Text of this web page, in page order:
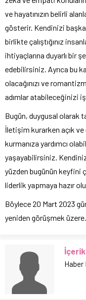
ve hayatınızın belirli
gösterir. Kendinizi
birlikte çalıştığınız
ihtiyaçlarına duyarlı bir
edebilirsiniz. Ayrıca bu
olacağınızı ve
adımlar atabileceğinizi
Bugün, duygusal olarak
İletişim kurarken açık
kurmanıza yardımcı
yaşayabilirsiniz.
yüzden bugünün keyfini
liderlik yapmaya hazır
Böylece 20 Mart 2023
yeniden görüşmek
Haber